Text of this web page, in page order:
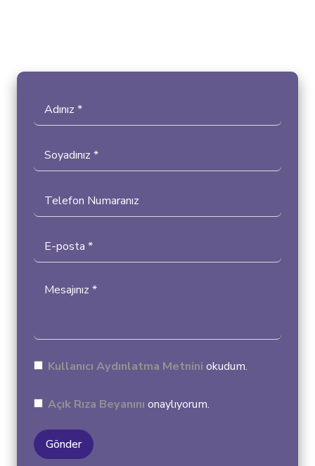
Kullanıcı Aydınlatma Metnini okudum.
Açık Rıza Beyanını onaylıyorum.
Gönder